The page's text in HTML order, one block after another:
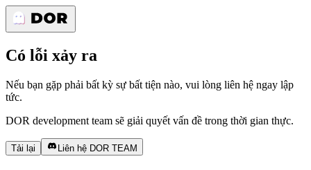
Có lỗi xảy ra
Nếu bạn gặp phải bất kỳ sự bất tiện nào, vui lòng liên hệ ngay lập
tức.
DOR development team sẽ giải quyết vấn đề trong thời gian thực.
Tải lại Liên hệ DOR TEAM